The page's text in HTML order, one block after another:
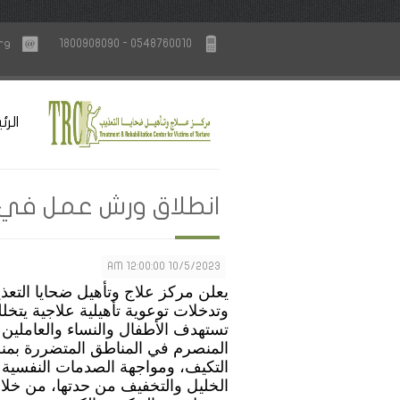
1800908090 - 0548760010
انطلاق ورش عمل
10/5/2023 12:00:00 AM
يعلن مركز علاج وتأهيل ضحايا
وتدخلات توعوية تأهيلية علاجية
تستهدف الأطفال والنساء
المنصرم في المناطق المتضررة
التكيف، ومواجهة الصدمات
الخليل والتخفيف من حدتها، من